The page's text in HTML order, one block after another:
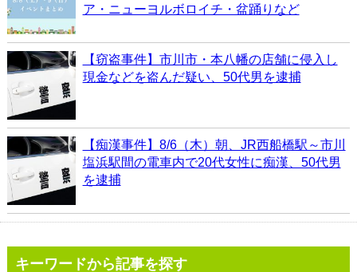
ア・ニューヨルボロイチ・盆踊りなど
【窃盗事件】市川市・本八幡の店舗に侵入し
現金などを盗んだ疑い、50代男を逮捕
【痴漢事件】8/6（木）朝、JR西船橋駅～市川
塩浜駅間の電車内で20代女性に痴漢、50代男
を逮捕
キーワードから記事を探す